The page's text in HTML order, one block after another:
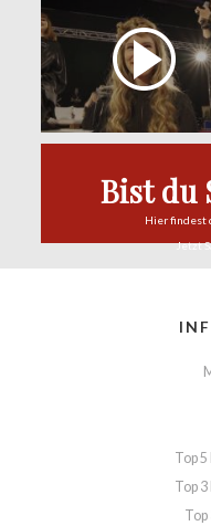
Bist du
Hier findest
Jetzt
Top
Top